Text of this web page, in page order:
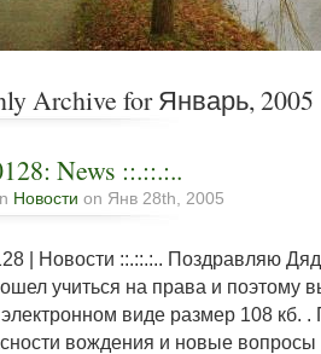
Archive for Январь, 2005
News ::.::.:..
Новости on Янв 28th, 2005
| Новости ::.::.:.. Поздравляю
учиться на права и поэтому
виде размер 108 кб.
вождения и новые